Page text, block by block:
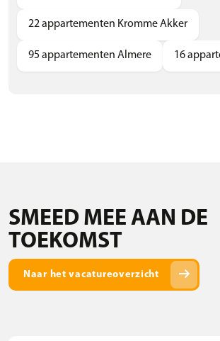
22 appartementen Kromme Akker
95 appartementen Almere 16
SMEED MEE AAN DE
TOEKOMST
Naar het vacatureoverzicht arrow_right_alt